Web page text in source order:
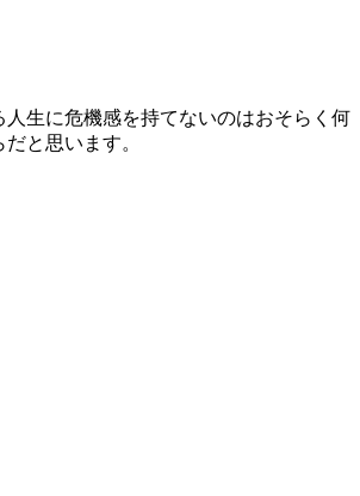
人生に危機感を持てないのはおそらく何
と思います。